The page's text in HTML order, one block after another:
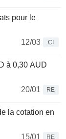
pour le
12/03
CI
à 0,30 AUD
20/01
RE
la cotation en
15/01
RE